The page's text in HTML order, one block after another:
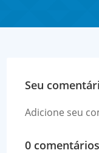
Seu
Adicione seu
0 comentários